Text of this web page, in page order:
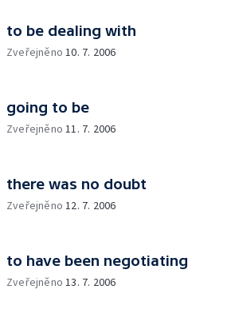
to be dealing with
Zveřejněno10. 7. 2006
going to be
Zveřejněno11. 7. 2006
there was no doubt
Zveřejněno12. 7. 2006
to have been negotiating
Zveřejněno13. 7. 2006